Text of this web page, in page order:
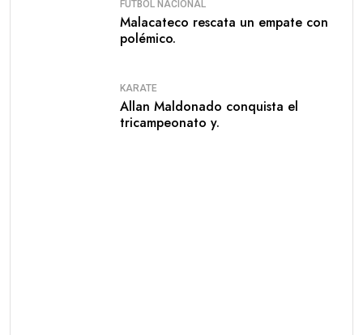
FÚTBOL NACIONAL
Malacateco rescata un empate con
polémico.
KARATE
Allan Maldonado conquista el
tricampeonato y.